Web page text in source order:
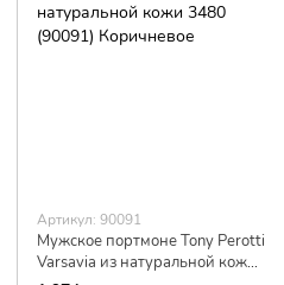
Артикул: 90091
Мужское портмоне Tony Perotti
Varsavia из натуральной кожи